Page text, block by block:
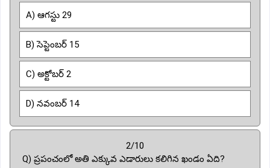
A) ఆగస్టు 29
B) సెప్టెంబర్ 15
C) అక్టోబర్ 2
D) నవంబర్ 14
2/10
Q) ప్రపంచంలో అతి ఎక్కువ ఎడారులు కలిగిన ఖండం ఏది?